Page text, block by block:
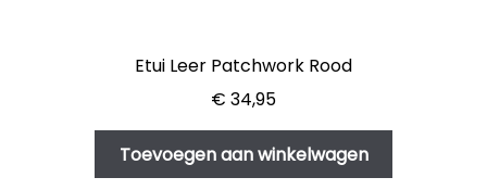
Etui Leer Patchwork Rood
€ 34,95
Toevoegen aan winkelwagen